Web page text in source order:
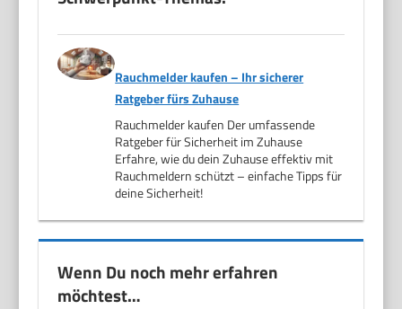
Rauchmelder kaufen – Ihr sicherer
Ratgeber fürs Zuhause
Rauchmelder kaufen Der umfassende
Ratgeber für Sicherheit im Zuhause
Erfahre, wie du dein Zuhause effektiv mit
Rauchmeldern schützt – einfache Tipps für
deine Sicherheit!
Wenn Du noch mehr erfahren
möchtest…